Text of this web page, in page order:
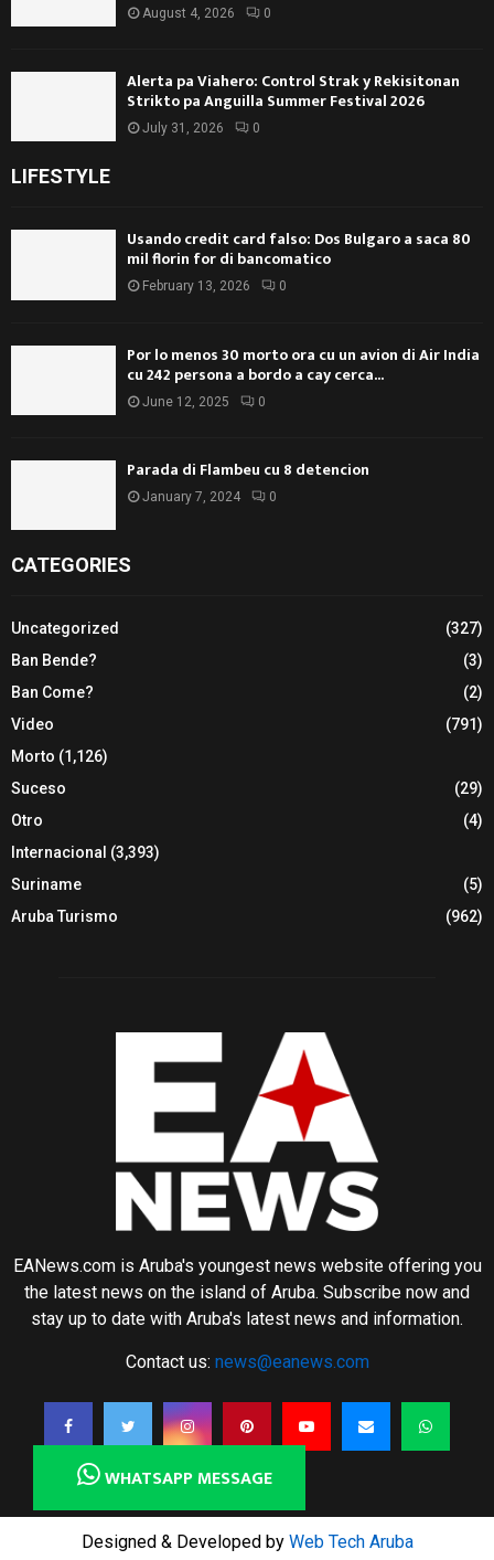
August 4, 2026 0
Alerta pa Viahero: Control Strak y Rekisitonan
Strikto pa Anguilla Summer Festival 2026
July 31, 2026 0
LIFESTYLE
Usando credit card falso: Dos Bulgaro a saca 80
mil florin for di bancomatico
February 13, 2026 0
Por lo menos 30 morto ora cu un avion di Air India
cu 242 persona a bordo a cay cerca...
June 12, 2025 0
Parada di Flambeu cu 8 detencion
January 7, 2024 0
CATEGORIES
Uncategorized
(327)
Ban Bende?
(3)
Ban Come?
(2)
Video
(791)
Morto (1,126)
Suceso
(29)
Otro
(4)
Internacional (3,393)
Suriname
(5)
Aruba Turismo
(962)
EANews.com is Aruba's youngest news website offering you
the latest news on the island of Aruba. Subscribe now and
stay up to date with Aruba's latest news and information.
Contact us: news@eanews.com
Designed & Developed by Web Tech Aruba
WHATSAPP MESSAGE